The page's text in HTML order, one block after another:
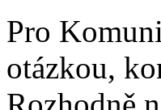
Pro
otázkou,